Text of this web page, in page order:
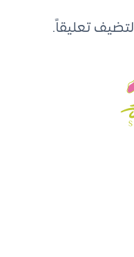
لتضيف تعليقاً.